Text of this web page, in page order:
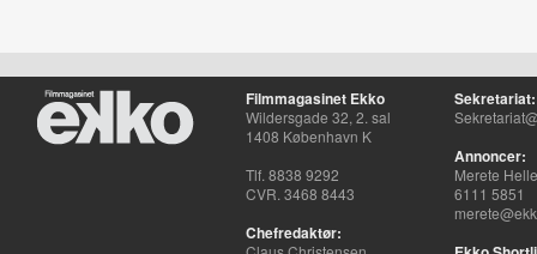
Filmmagasinet Ekko
Wildersgade 32, 2. sal
1408 København K
Tlf. 8838 9292
CVR. 3468 8443
Chefredaktør:
Sekretariat:
Annoncer:
Merete
6111 5851